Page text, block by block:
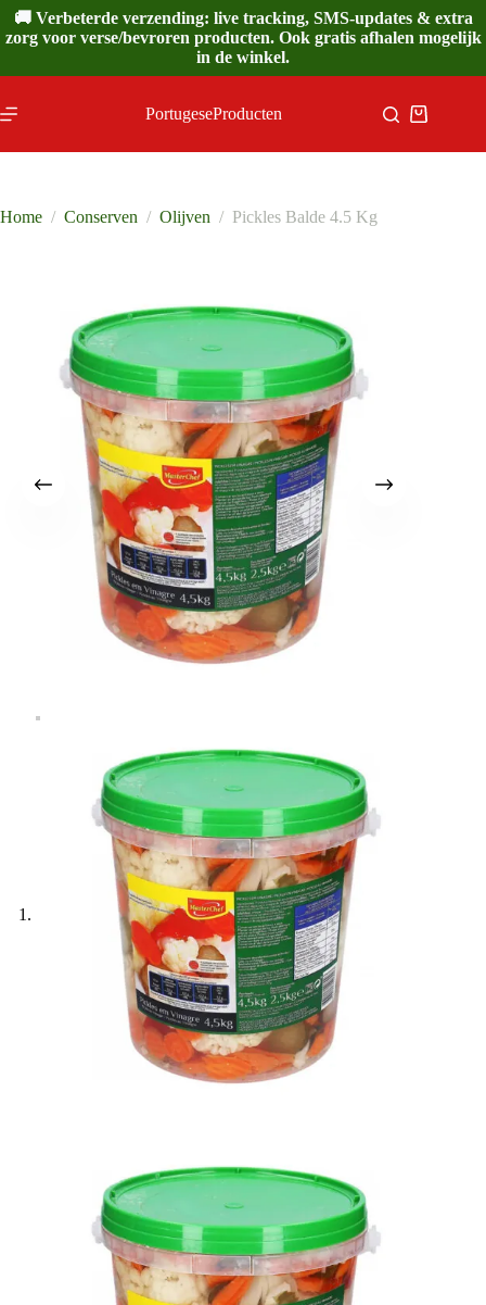
Ga
naar
de
🚚 Verbeterde verzending: live tracking, SMS-updates & extra
zorg voor verse/bevroren producten. Ook gratis afhalen mogelijk
in de winkel.
PortugeseProducten
Home / Conserven / Olijven / Pickles Balde 4.5 Kg